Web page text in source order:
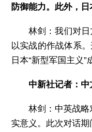
防御能力。此外，
林剑：我们对
以实战的作战体系
日本“新型军国主义
中新社记者：
林剑：中英战
实意义。此次对话